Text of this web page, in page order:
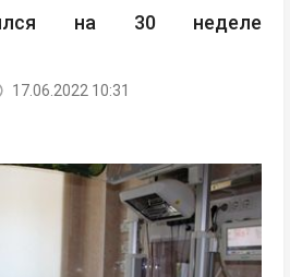
на 30 неделе
17.06.2022 10:31